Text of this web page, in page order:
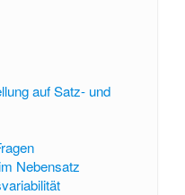
auf Satz- und
Nebensatz